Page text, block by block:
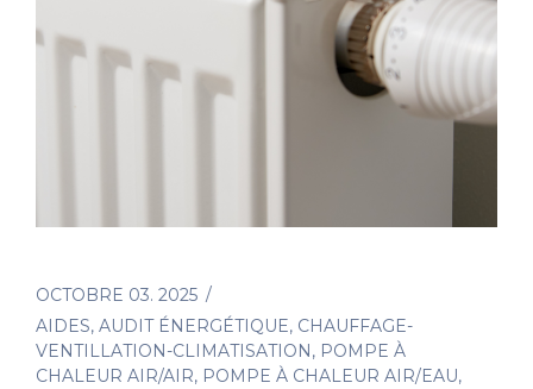
OCTOBRE 03. 2025
AIDES, AUDIT ÉNERGÉTIQUE, CHAUFFAGE-
VENTILLATION-CLIMATISATION , POMPE À
CHALEUR AIR/AIR, POMPE À CHALEUR AIR/EAU,